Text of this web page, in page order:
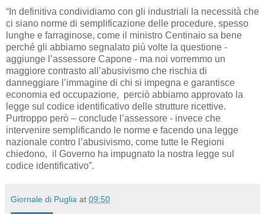
“In definitiva condividiamo con gli industriali la necessità che
ci siano norme di semplificazione delle procedure, spesso
lunghe e farraginose, come il ministro Centinaio sa bene
perché gli abbiamo segnalato più volte la questione -
aggiunge l’assessore Capone - ma noi vorremmo un
maggiore contrasto all’abusivismo che rischia di
danneggiare l’immagine di chi si impegna e garantisce
economia ed occupazione, perciò abbiamo approvato la
legge sul codice identificativo delle strutture ricettive.
Purtroppo però – conclude l’assessore - invece che
intervenire semplificando le norme e facendo una legge
nazionale contro l’abusivismo, come tutte le Regioni
chiedono, il Governo ha impugnato la nostra legge sul
codice identificativo”.
Giornale di Puglia at 09:50